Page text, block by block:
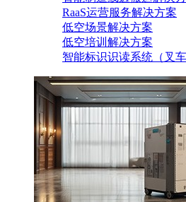
RaaS运营服务解决方案
低空场景解决方案
低空培训解决方案
智能标识识读系统（叉车